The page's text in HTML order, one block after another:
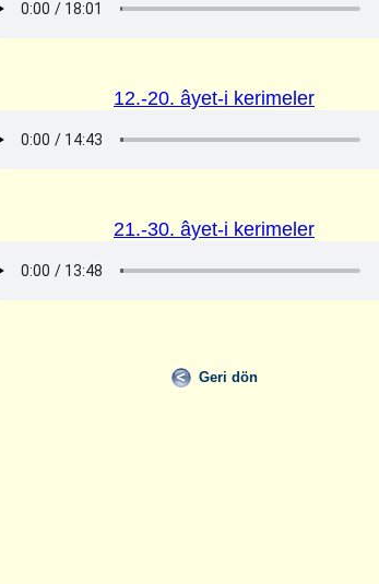
12.-20. âyet-i kerimeler
21.-30. âyet-i kerimeler
Geri dön